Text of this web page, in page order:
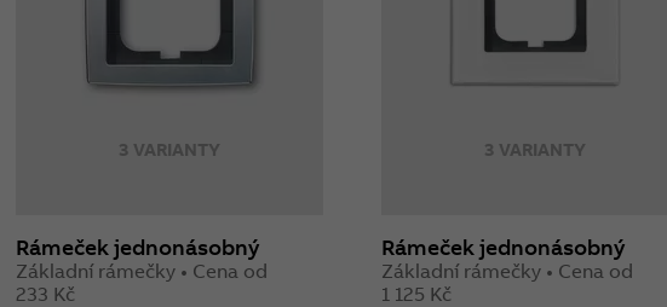
3 VARIANTY
Rámeček jednonásobný
Základní rámečky • Cena od
233 Kč
3 VARIANTY
Rámeček jednonásobný
Základní rámečky • Cena od
1 125 Kč